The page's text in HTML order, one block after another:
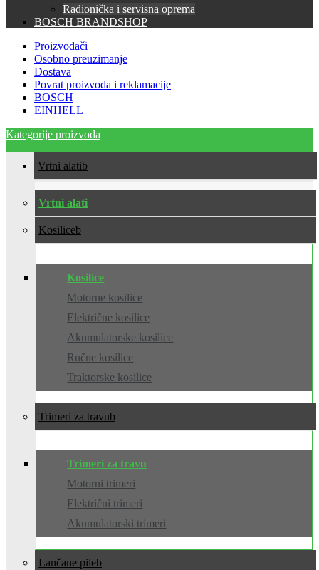
Radionička i servisna oprema
BOSCH BRANDSHOP
Proizvođači
Osobno preuzimanje
Dostava
Povrat proizvoda i reklamacije
BOSCH
EINHELL
Kategorije proizvoda
Vrtni alati
Vrtni alati
Kosilice
Kosilice
Motorne kosilice
Električne kosilice
Akumulatorske kosilice
Ručne kosilice
Traktorske kosilice
Trimeri za travu
Trimeri za travu
Motorni trimeri
Električni trimeri
Akumulatorski trimeri
Lančane pile